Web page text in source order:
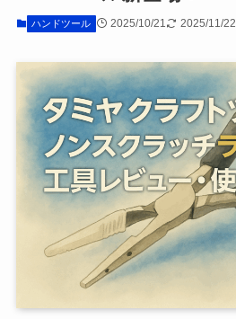
ハンドツール 2025/10/21 2025/11/22